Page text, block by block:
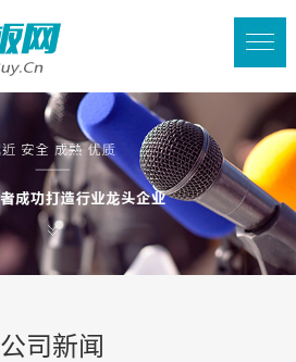
公司新闻